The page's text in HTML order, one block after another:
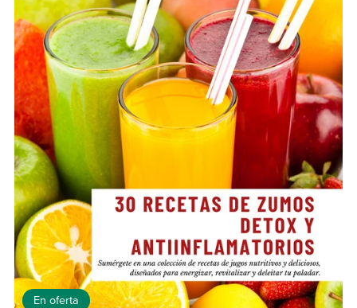
En oferta